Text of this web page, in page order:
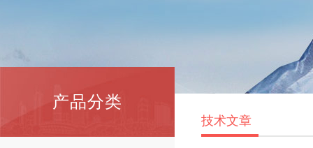
产品分类
技术文章